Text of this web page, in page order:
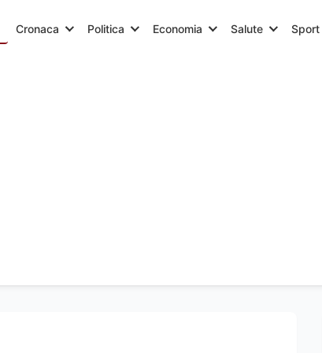
Cronaca Politica Economia Salute Sport